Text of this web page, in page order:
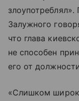
Залужного
что глава
не способен
его от
«Слишком